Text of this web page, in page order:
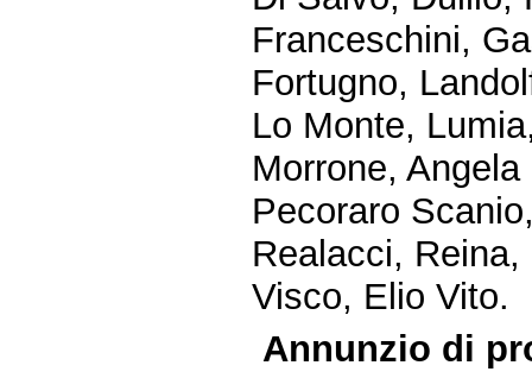
Franceschini,
Fortugno,
Lo Monte,
Morrone,
Pecoraro
Realacci,
Visco, Elio Vito.
Annunzio di